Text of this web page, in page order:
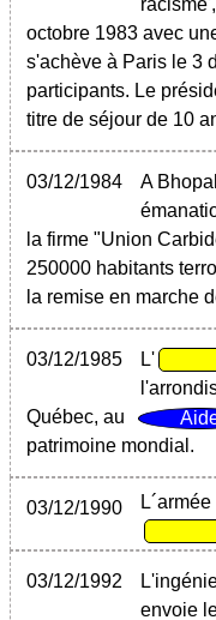
octobre 1983 avec
s'achève à Paris le 3
participants. Le
titre de séjour de 10
03/12/1984 A
la firme "Union
250000 habitants
la remise en marche
03/12/1985 L'
Québec, au
patrimoine mondial.
03/12/1990
03/12/1992
envoie